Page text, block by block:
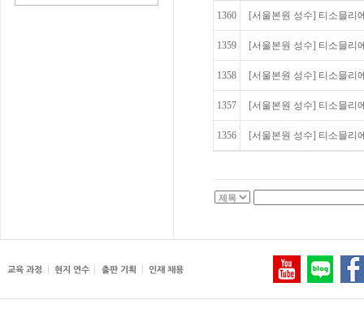
1360 [서울본원 성수] 티소믈리
1359 [서울본원 성수] 티소믈리
1358 [서울본원 성수] 티소믈리
1357 [서울본원 성수] 티소믈리
1356 [서울본원 성수] 티소믈리